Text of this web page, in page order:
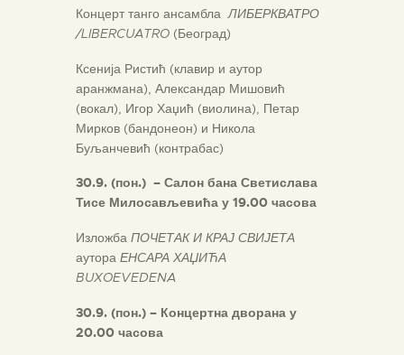
Концерт танго ансамблаЛИБЕРКВАТРО
/LIBERCUATRO (Београд)
Ксенија Ристић (клавир и аутор
аранжмана), Александар Мишовић
(вокал), Игор Хаџић (виолина), Петар
Мирков (бандонеон) и Никола
Буљанчевић (контрабас)
30.9. (пон.) – Салон бана Светислава
Тисе Милосављевића у 19.00 часова
Изложба ПОЧЕТАК И КРАЈ СВИЈЕТА
аутора ЕНСАРА ХАЏИЋА
BUXOEVEDENA
30.9. (пон.) – Концертна дворана у
20.00 часова